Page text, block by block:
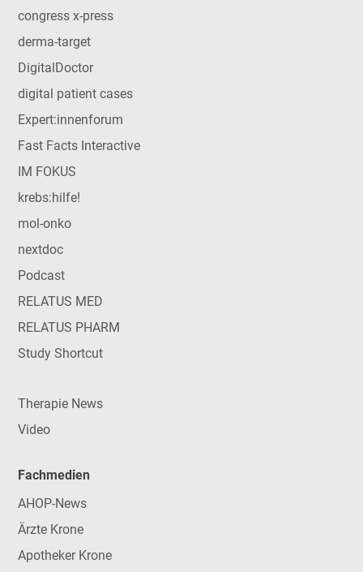
congress x-press
derma-target
DigitalDoctor
digital patient cases
Expert:innenforum
Fast Facts Interactive
IM FOKUS
krebs:hilfe!
mol-onko
nextdoc
Podcast
RELATUS MED
RELATUS PHARM
Study Shortcut
Therapie News
Video
Fachmedien
AHOP-News
Ärzte Krone
Apotheker Krone